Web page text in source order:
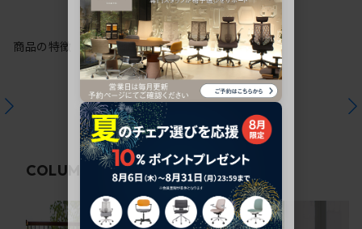
商品の特徴
COLUMN 関連コラム